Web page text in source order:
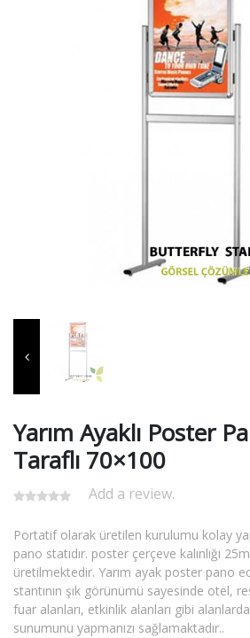
Yarım Ayaklı Poster
Taraflı 70×100
Add a review.
Portatif olarak üretilen kurulumu kolay
pano statıdır. poster çerçeve kalınlığı
üretilmektedir. Yarım ayak poster pano
stantının şık görünümü sayesinde otel,
fuar alanları, etkinlik alanları gibi
sunumunu yapmanızı sağlamaktadır..